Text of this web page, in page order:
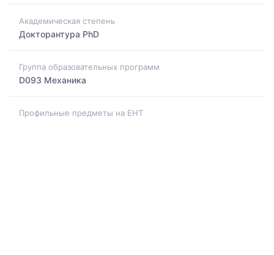
Академическая степень
Докторантура PhD
Группа образовательных программ
D093 Механика
Профильные предметы на ЕНТ